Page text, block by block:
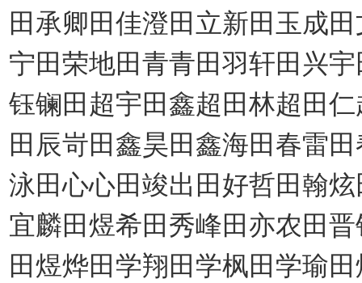
田承卿田佳澄田立新田玉成
宁田荣地田青青田羽轩田兴
钰镧田超宇田鑫超田林超田
田辰岢田鑫昊田鑫海田春雷
泳田心心田竣出田好哲田翰
宜麟田煜希田秀峰田亦农田
田煜烨田学翔田学枫田学瑜